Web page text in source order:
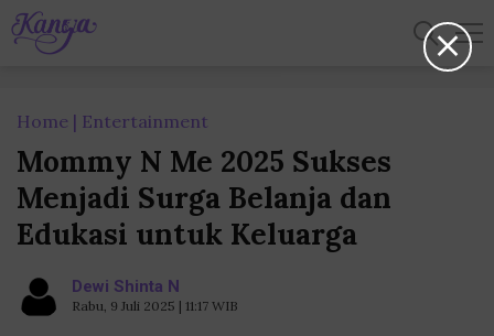
Home Entertainment
Mommy N Me 2025 Sukses
Menjadi Surga Belanja dan
Edukasi untuk Keluarga
Dewi Shinta N
Rabu, 9 Juli 2025 | 11:17 WIB